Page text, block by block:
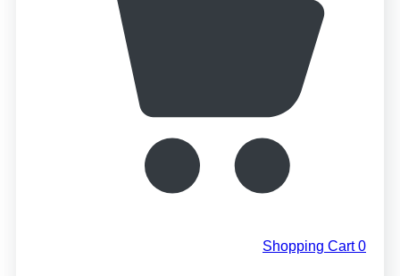
0
Shopping Cart